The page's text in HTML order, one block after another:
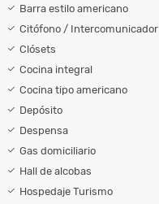
Barra estilo americano
Citófono / Intercomunicador
Clósets
Cocina integral
Cocina tipo americano
Depósito
Despensa
Gas domiciliario
Hall de alcobas
Hospedaje Turismo